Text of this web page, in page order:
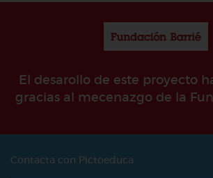
El desarollo de este proyecto
gracias al mecenazgo de la
Contacta con Pictoeduca